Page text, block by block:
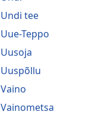
Undi tee
Uue-Teppo
Uusoja
Uuspõllu
Vaino
Vainometsa